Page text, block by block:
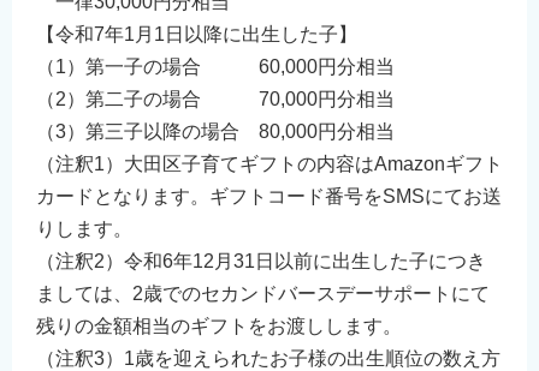
【令和7年1月1日以降に出生した子】
（1）第一子の場合 60,000円分相当
（2）第二子の場合 70,000円分相当
（3）第三子以降の場合 80,000円分相当
（注釈1）大田区子育てギフトの内容はAmazonギフト
カードとなります。ギフトコード番号をSMSにてお送
りします。
（注釈2）令和6年12月31日以前に出生した子につき
ましては、2歳でのセカンドバースデーサポートにて
残りの金額相当のギフトをお渡しします。
（注釈3）1歳を迎えられたお子様の出生順位の数え方